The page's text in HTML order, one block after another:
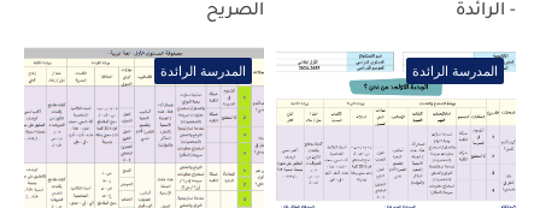
- الرائدة
الصريح
المدرسة الرائدة المدرسة الرائدة